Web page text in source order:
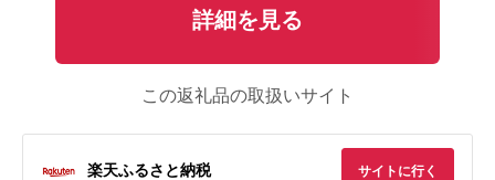
詳細を見る
この返礼品の取扱いサイト
楽天ふるさと納税 サイトに行く